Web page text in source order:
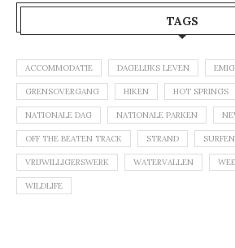
TAGS
ACCOMMODATIE DAGELIJKS LEVEN
GRENSOVERGANG HIKEN HOT SPRINGS
NATIONALE DAG NATIONALE PARKEN
OFF THE BEATEN TRACK STRAND SURFEN
VRIJWILLIGERSWERK WATERVALLEN
WILDLIFE